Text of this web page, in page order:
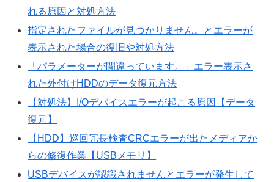
れる原因と対処方法
指定されたファイルが見つかりません。とエラーが
表示された場合の復旧や対処方法
「パラメーターが間違っています。」エラー表示さ
れた外付けHDDのデータ復元方法
【対処法】I/Oデバイスエラーが起こる原因【データ
復元】
【HDD】巡回冗長検査CRCエラーが出たメディアか
らの修復作業【USBメモリ】
USBデバイスが認識されませんとエラーが発生して